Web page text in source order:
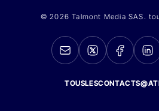
© 2026 Talmont Media SAS.